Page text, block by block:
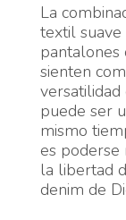
La
textil
pantalones
sienten
versatilidad
puede ser
mismo
es poderse
la libertad
denim de